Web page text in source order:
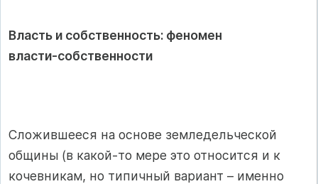
Власть и собственность: феномен
власти‑собственности
Сложившееся на основе земледельческой
общины (в какой‑то мере это относится и к
кочевникам, но типичный вариант – именно